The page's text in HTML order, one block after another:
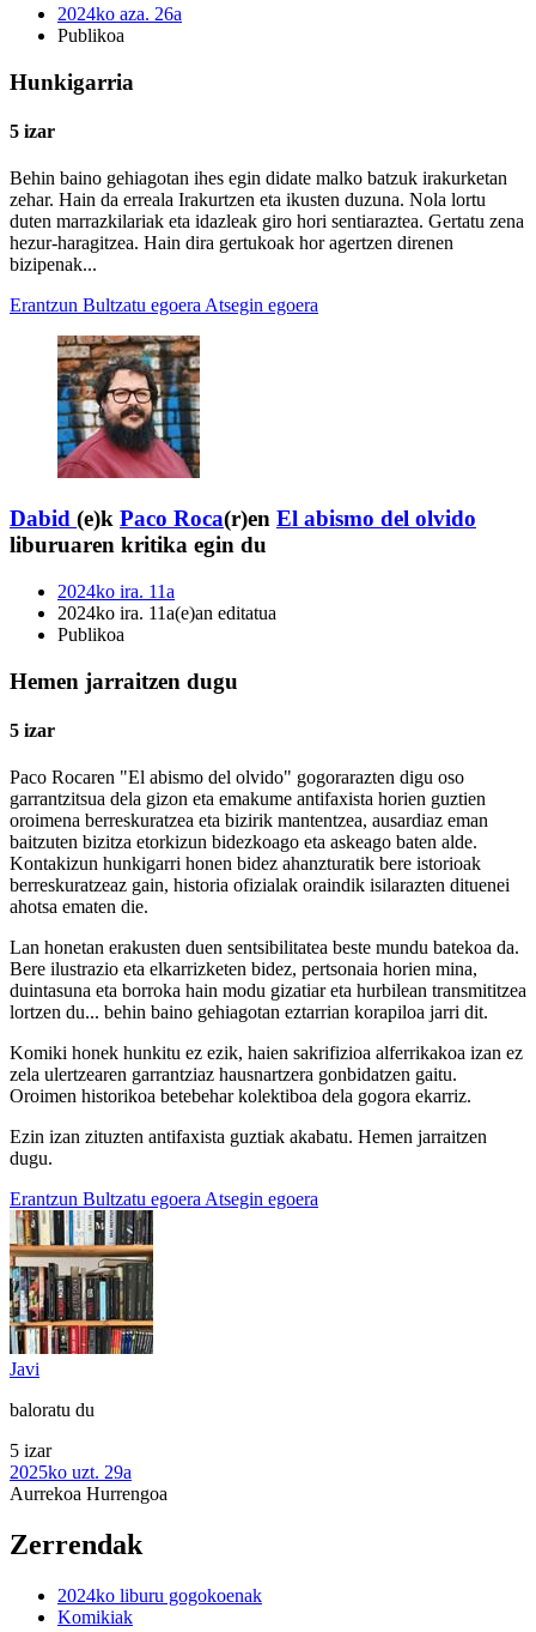
2024ko aza. 26a
Publikoa
Hunkigarria
5 izar
Behin baino gehiagotan ihes egin didate malko batzuk irakurketan
zehar. Hain da erreala Irakurtzen eta ikusten duzuna. Nola lortu
duten marrazkilariak eta idazleak giro hori sentiaraztea. Gertatu zena
hezur-haragitzea. Hain dira gertukoak hor agertzen direnen
bizipenak...
Erantzun Bultzatu egoera Atsegin egoera
Dabid (e)k Paco Roca(r)en El abismo del olvido
liburuaren kritika egin du
2024ko ira. 11a
2024ko ira. 11a(e)an editatua
Publikoa
Hemen jarraitzen dugu
5 izar
Paco Rocaren "El abismo del olvido" gogorarazten digu oso
garrantzitsua dela gizon eta emakume antifaxista horien guztien
oroimena berreskuratzea eta bizirik mantentzea, ausardiaz eman
baitzuten bizitza etorkizun bidezkoago eta askeago baten alde.
Kontakizun hunkigarri honen bidez ahanzturatik bere istorioak
berreskuratzeaz gain, historia ofizialak oraindik isilarazten dituenei
ahotsa ematen die.
Lan honetan erakusten duen sentsibilitatea beste mundu batekoa da.
Bere ilustrazio eta elkarrizketen bidez, pertsonaia horien mina,
duintasuna eta borroka hain modu gizatiar eta hurbilean transmititzea
lortzen du... behin baino gehiagotan eztarrian korapiloa jarri dit.
Komiki honek hunkitu ez ezik, haien sakrifizioa alferrikakoa izan ez
zela ulertzearen garrantziaz hausnartzera gonbidatzen gaitu.
Oroimen historikoa betebehar kolektiboa dela gogora ekarriz.
Ezin izan zituzten antifaxista guztiak akabatu. Hemen jarraitzen
dugu.
Erantzun Bultzatu egoera Atsegin egoera
Javi
baloratu du
5 izar
2025ko uzt. 29a
Aurrekoa Hurrengoa
Zerrendak
2024ko liburu gogokoenak
Komikiak